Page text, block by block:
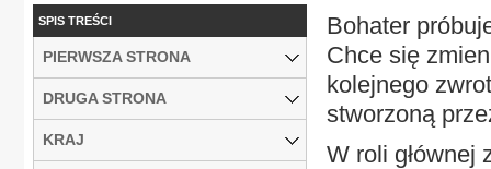
Bohater
Chce się
kolejnego
stworzoną
W roli głównej
SPIS TREŚCI
PIERWSZA STRONA
DRUGA STRONA
KRAJ